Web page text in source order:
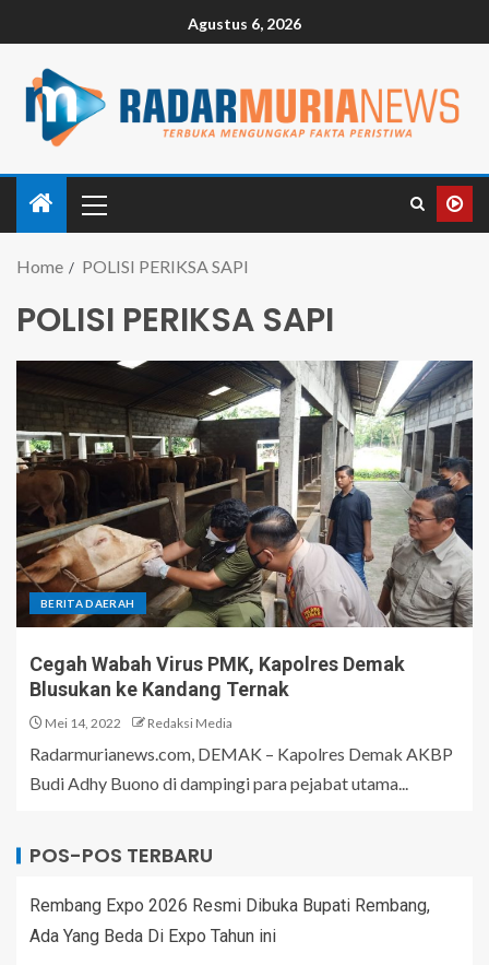
Agustus 6, 2026
Home POLISI PERIKSA SAPI
POLISI PERIKSA SAPI
BERITA DAERAH
Cegah Wabah Virus PMK, Kapolres Demak
Blusukan ke Kandang Ternak
Mei 14, 2022 Redaksi Media
Radarmurianews.com, DEMAK – Kapolres Demak AKBP
Budi Adhy Buono di dampingi para pejabat utama...
POS-POS TERBARU
Rembang Expo 2026 Resmi Dibuka Bupati Rembang,
Ada Yang Beda Di Expo Tahun ini